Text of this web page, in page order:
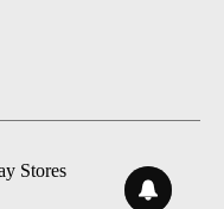
Stores